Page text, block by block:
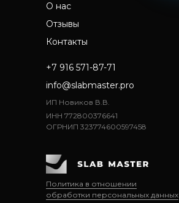
О нас
Отзывы
Политика в отношении
обработки персональных данных
+7 916 571-87-71
info@slabmaster.pro
Контакты
ИНН 772800376641
ОГРНИП 323774600597458
ИП Новиков В.В.